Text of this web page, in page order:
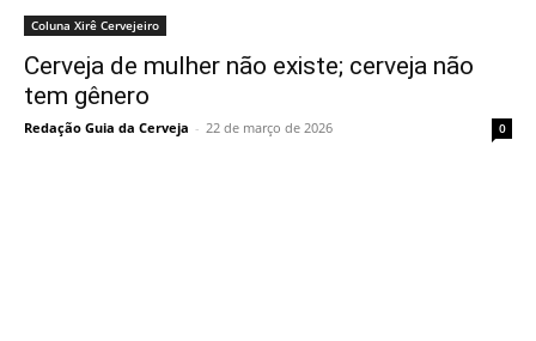
Coluna Xirê Cervejeiro
Cerveja de mulher não existe; cerveja não
tem gênero
Redação Guia da Cerveja - 22 de março de 2026 0